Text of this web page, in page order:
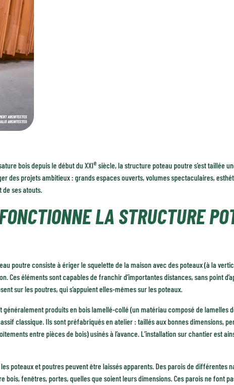
bois depuis le début du XXIe siècle, la structure poteau poutre s’est taillée
des projets ambitieux : grands espaces ouverts, volumes spectaculaires,
de ses atouts.
LA STRUCTURE
poutre consiste à ériger le squelette de la maison avec des poteaux (à la
Ces éléments sont capables de franchir d’importantes distances, sans point
sur les poutres, qui s’appuient elles-mêmes sur les poteaux.
généralement produits en bois lamellé-collé (un matériau composé de lamelles
classique. Ils sont préfabriqués en atelier : taillés aux bonnes dimensions,
entre pièces de bois) usinés à l’avance. L’installation sur chantier est
poteaux et poutres peuvent être laissés apparents. Des parois de différentes
bois, fenêtres, portes, quelles que soient leurs dimensions. Ces parois ne font